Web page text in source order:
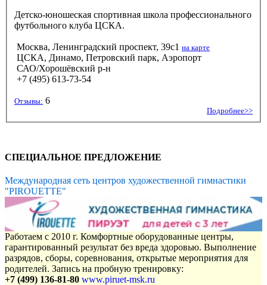
Детско-юношеская спортивная школа профессионального
футбольного клуба ЦСКА.
Москва, Ленинградский проспект, 39с1 на карте
ЦСКА, Динамо, Петровский парк, Аэропорт
САО/Хорошёвский р-н
+7 (495) 613-73-54
Отзывы: 6
Подробнее>>
СПЕЦИАЛЬНОЕ ПРЕДЛОЖЕНИЕ
Международная сеть центров художественной гимнастики
"PIROUETTE"
Работаем с 2010 г. Комфортные оборудованные центры,
гарантированный результат без вреда здоровью. Выполнение
разрядов, сборы, соревнования, открытые мероприятия для
родителей. Запись на пробную тренировку:
+7 (499) 136-81-80 www.piruet-msk.ru